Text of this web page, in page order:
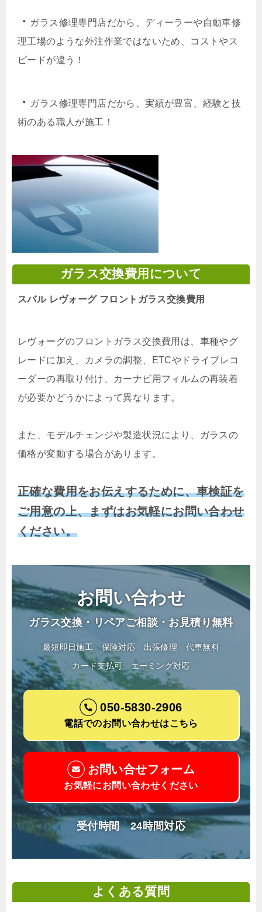
・ ガラス修理専門店だから、ディーラーや自動車修
理工場のような外注作業ではないため、コストやス
ピードが違う！
・ ガラス修理専門店だから、実績が豊富、経験と技
術のある職人が施工！
ガラス交換費用について
スバル レヴォーグ フロントガラス交換費用
レヴォーグのフロントガラス交換費用は、車種やグ
レードに加え、カメラの調整、ETCやドライブレコ
ーダーの再取り付け、カーナビ用フィルムの再装着
が必要かどうかによって異なります。
また、モデルチェンジや製造状況により、ガラスの
価格が変動する場合があります。
正確な費用をお伝えするために、車検証を
ご用意の上、まずはお気軽にお問い合わせ
ください。
お問い合わせ
ガラス交換・リペアご相談・お見積り無料
最短即日施工 保険対応 出張修理
代車無料
カード支払可
エーミング対応
050-5830-2906
電話でのお問い合わせはこちら
お問い合せフォーム
お気軽にお問い合わせください
受付時間 24時間対応
よくある質問